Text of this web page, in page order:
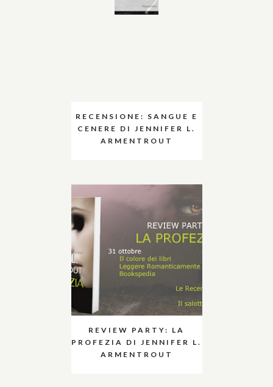
RECENSIONE: SANGUE E
CENERE DI JENNIFER L.
ARMENTROUT
REVIEW PARTY: LA
PROFEZIA DI JENNIFER L.
ARMENTROUT